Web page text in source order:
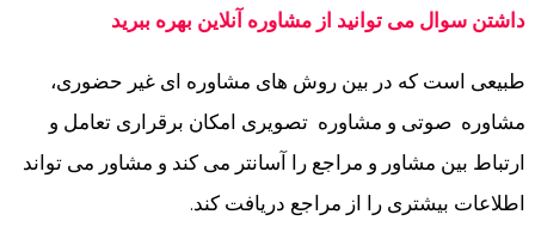
داشتن سوال می توانید از مشاوره آنلاین بهره ببرید
طبیعی است که در بین روش های مشاوره ای غیر حضوری،
مشاوره صوتی و مشاوره تصویری امکان برقراری تعامل و
ارتباط بین مشاور و مراجع را آسانتر می کند و مشاور می تواند
اطلاعات بیشتری را از مراجع دریافت کند.